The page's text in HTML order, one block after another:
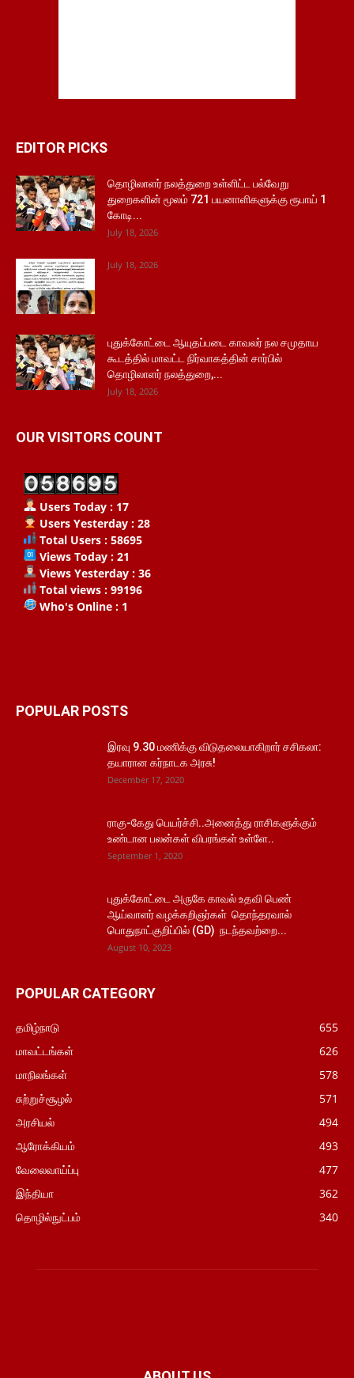
EDITOR PICKS
தொழிலாளர் நலத்துறை உள்ளிட்ட பல்வேறு
துறைகளின் மூலம் 721 பயனாளிகளுக்கு ரூபாய் 1
கோடி...
July 18, 2026
July 18, 2026
புதுக்கோட்டை ஆயுதப்படை காவலர் நல சமுதாய
கூடத்தில் மாவட்ட நிர்வாகத்தின் சார்பில்
தொழிலாளர் நலத்துறை,...
July 18, 2026
OUR VISITORS COUNT
Users Today : 17
Users Yesterday : 28
Total Users : 58695
Views Today : 21
Views Yesterday : 36
Total views : 99196
Who's Online : 1
POPULAR POSTS
இரவு 9.30 மணிக்கு விடுதலையாகிறார் சசிகலா:
தயாரான கர்நாடக அரசு!
December 17, 2020
ராகு-கேது பெயர்ச்சி..அனைத்து ராசிகளுக்கும்
உண்டான பலன்கள் விபரங்கள் உள்ளே..
September 1, 2020
புதுக்கோட்டை அருகே காவல் உதவி பெண்
ஆய்வாளர் வழக்கறிஞர்கள் தொந்தரவால்
பொதுநாட்குறிப்பில் (GD) நடந்தவற்றை...
August 10, 2023
POPULAR CATEGORY
தமிழ்நாடு
655
மாவட்டங்கள்
626
மாநிலங்கள்
578
சுற்றுச்சூழல்
571
அரசியல்
494
ஆரோக்கியம்
493
வேலைவாய்ப்பு
477
இந்தியா
362
தொழில்நுட்பம்
340